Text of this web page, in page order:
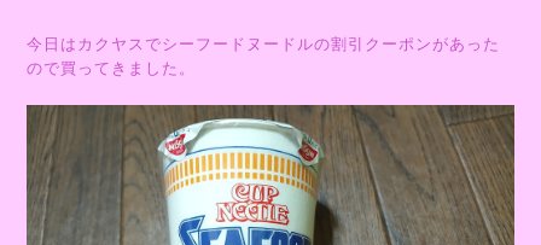
今日はカクヤスでシーフードヌードルの割引クーポンがあった
ので買ってきました。